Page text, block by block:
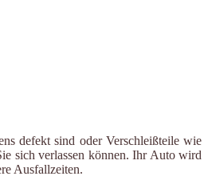
defekt sind oder Verschleißteile wie
sich verlassen können. Ihr Auto wird
Ausfallzeiten.